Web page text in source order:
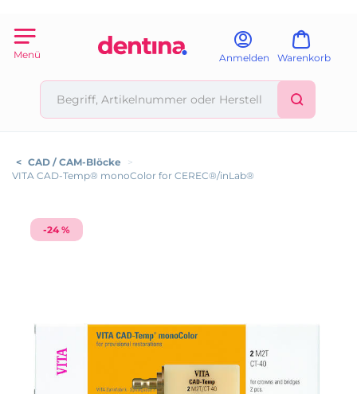
Menü Anmelden Warenkorb
< CAD / CAM-Blöcke
>
VITA CAD-Temp® monoColor for CEREC®/inLab®
-24 %